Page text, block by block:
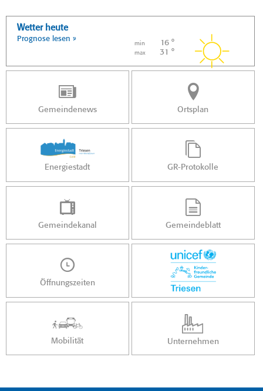
Wetter heute
Prognose lesen »
min 16 °
max 31 °
Gemeindenews Ortsplan
Energiestadt GR-Protokolle
Gemeindekanal Gemeindeblatt
Öffnungszeiten
Mobilität Unternehmen